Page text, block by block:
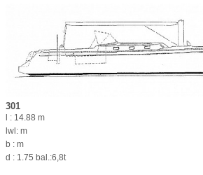
301
l : 14.88 m
lwl: m
b : m
d : 1.75 bal.:6,8t